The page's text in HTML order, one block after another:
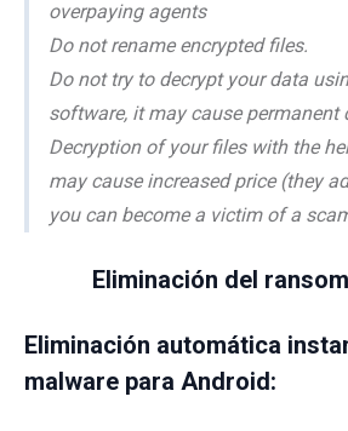
overpaying agents
Do not rename encrypted files.
Do not try to decrypt your data
software, it may cause permanent
Decryption of your files with the
may cause increased price (they
you can become a victim of a
Eliminación del
Eliminación automática
malware para Android: